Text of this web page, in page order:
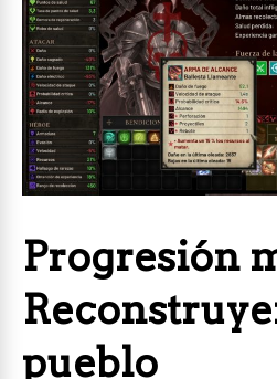
Progresión
pueblo